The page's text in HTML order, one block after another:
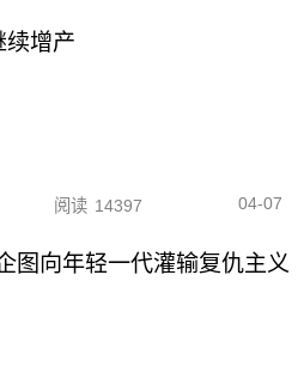
续增产
阅读 14397 04-07
图向年轻一代灌输复仇主义